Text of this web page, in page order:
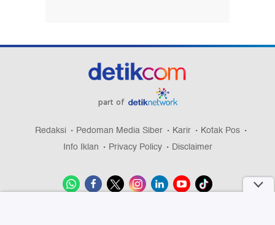
part of
Redaksi Pedoman Media Siber Karir
Kotak Pos
Info Iklan
Privacy Policy Disclaimer